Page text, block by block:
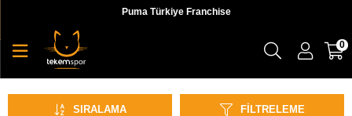
Puma Türkiye Franchise
0
United4
FILTRELEME
SIRALAMA